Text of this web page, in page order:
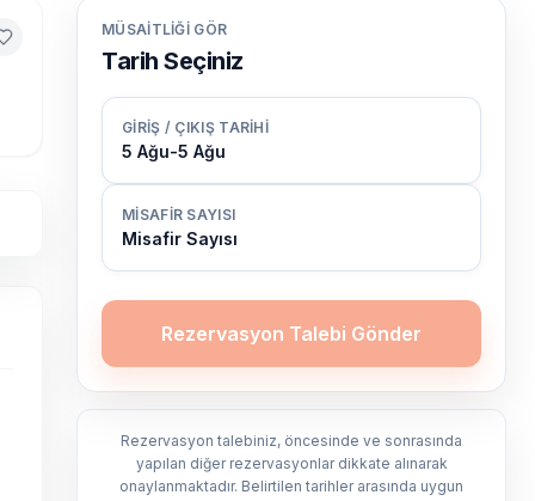
MÜSAITLIĞI GÖR
Tarih Seçiniz
GIRIŞ / ÇIKIŞ TARIHI
5 Ağu-5 Ağu
MISAFIR SAYISI
Misafir Sayısı
Rezervasyon Talebi Gönder
Rezervasyon talebiniz, öncesinde ve sonrasında
yapılan diğer rezervasyonlar dikkate alınarak
onaylanmaktadır. Belirtilen tarihler arasında uygun